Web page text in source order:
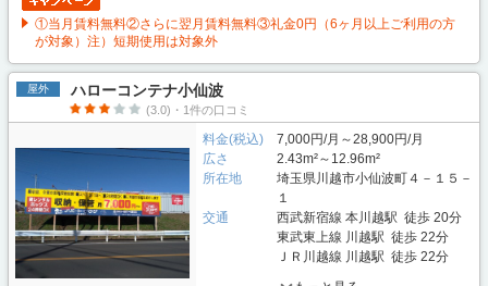
①当月賃料無料②さらに翌月賃料無料③礼金0円（6ヶ月以上ご利用の方
が対象）注）短期使用は対象外
屋外 ハローコンテナ小仙波
(3.0)・1件の口コミ
料金(税込)
7,000円/月～28,900円/月
広さ
2.43m²～12.96m²
所在地
埼玉県川越市小仙波町４－１５－
１
交通
西武新宿線 本川越駅 徒歩 20分
東武東上線 川越駅 徒歩 22分
ＪＲ川越線 川越駅 徒歩 22分